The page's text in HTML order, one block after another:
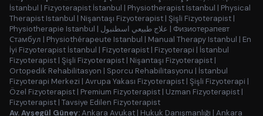
İstanbul | Fizyoterapist İstanbul | Physiotherapist Istanbul | Physical
Therapist Istanbul | Nişantaşı Fizyoterapist | Şişli Fizyoterapist |
Physiotherapie Istanbul | علاج طبيعي اسطنبول | Физиотерапевт
Стамбул | Physiothérapeute Istanbul | Manual Therapy Istanbul | En
İyi Fizyoterapist İstanbul | Fizyoterapist | Fizyoterapi | İstanbul
Fizyoterapist | Şişli Fizyoterapist | Nişantaşı Fizyoterapist |
Ortopedik Rehabilitasyon | Sporcu Rehabilitasyonu | İstanbul
Fizyoterapi Merkezi | Avrupa Yakası Fizyoterapist | Şişli Fizyoterapi |
Özel Fizyoterapist | Premium Fizyoterapist | Uzman Fizyoterapist |
Fizyoterapist | Tavsiye Edilen Fizyoterapist
Av. Ayşegül Güney:Ankara Avukat | Hukuk Danışmanlığı | Ankara